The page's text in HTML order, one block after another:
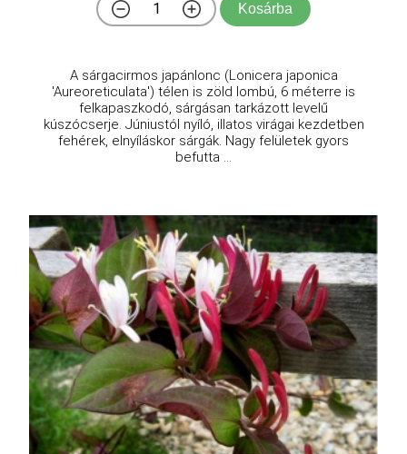
Kosárba
A sárgacirmos japánlonc (Lonicera japonica
'Aureoreticulata') télen is zöld lombú, 6 méterre is
felkapaszkodó, sárgásan tarkázott levelű
kúszócserje. Júniustól nyíló, illatos virágai kezdetben
fehérek, elnyíláskor sárgák. Nagy felületek gyors
befutta ...